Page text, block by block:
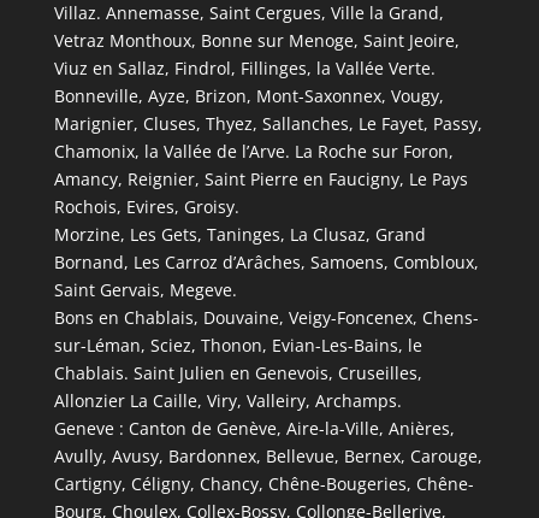
Villaz. Annemasse, Saint Cergues, Ville la Grand,
Vetraz Monthoux, Bonne sur Menoge, Saint Jeoire,
Viuz en Sallaz, Findrol, Fillinges, la Vallée Verte.
Bonneville, Ayze, Brizon, Mont-Saxonnex, Vougy,
Marignier, Cluses, Thyez, Sallanches, Le Fayet, Passy,
Chamonix, la Vallée de l’Arve. La Roche sur Foron,
Amancy, Reignier, Saint Pierre en Faucigny, Le Pays
Rochois, Evires, Groisy.
Morzine, Les Gets, Taninges, La Clusaz, Grand
Bornand, Les Carroz d’Arâches, Samoens, Combloux,
Saint Gervais, Megeve.
Bons en Chablais, Douvaine, Veigy-Foncenex, Chens-
sur-Léman, Sciez, Thonon, Evian-Les-Bains, le
Chablais. Saint Julien en Genevois, Cruseilles,
Allonzier La Caille, Viry, Valleiry, Archamps.
Geneve : Canton de Genève, Aire-la-Ville, Anières,
Avully, Avusy, Bardonnex, Bellevue, Bernex, Carouge,
Cartigny, Céligny, Chancy, Chêne-Bougeries, Chêne-
Bourg, Choulex, Collex-Bossy, Collonge-Bellerive,